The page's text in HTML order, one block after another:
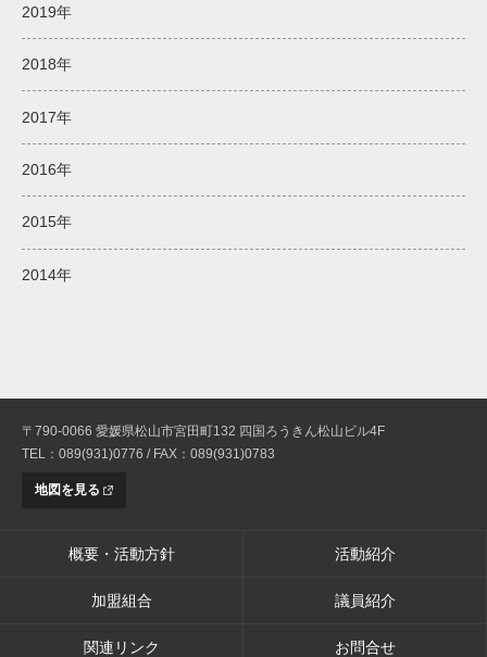
2019年
2018年
2017年
2016年
2015年
2014年
〒790-0066 愛媛県松山市宮田町132 四国ろうきん松山ビル4F
TEL：089(931)0776 / FAX：089(931)0783
地図を見る
概要・活動方針 活動紹介
加盟組合 議員紹介
関連リンク お問合せ